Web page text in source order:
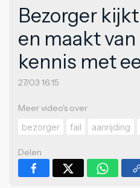
Bezorger
en maakt
kennis met
27/03 16:15
Meer video's over
bezorger
fail aanrijding
Delen